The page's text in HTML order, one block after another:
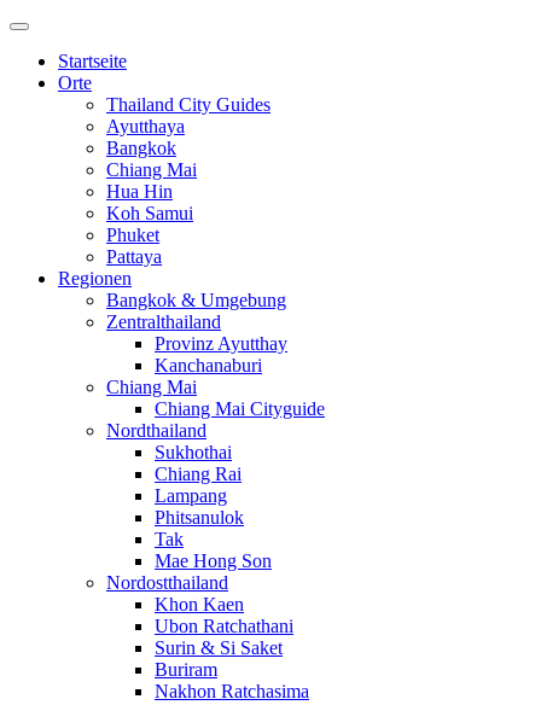
Startseite
Orte
Thailand City Guides
Ayutthaya
Bangkok
Chiang Mai
Hua Hin
Koh Samui
Phuket
Pattaya
Regionen
Bangkok & Umgebung
Zentralthailand
Provinz Ayutthay
Kanchanaburi
Chiang Mai
Chiang Mai Cityguide
Nordthailand
Sukhothai
Chiang Rai
Lampang
Phitsanulok
Tak
Mae Hong Son
Nordostthailand
Khon Kaen
Ubon Ratchathani
Surin & Si Saket
Buriram
Nakhon Ratchasima